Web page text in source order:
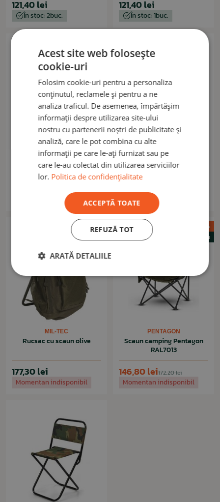
121,40 lei
În stoc: 2buc.
121,40 lei
În stoc: 1buc.
Hamac cu plasă anti-țânțari
TAC MAVEN RAL7013
Momentan indisponibil
Scaun pliabil cu 3 picioare
31896
Momentan indisponibil
MIL-TEC
Rucsac cu scaun olive
177,30 lei
Momentan indisponibil
Promoție -15%
Nou
PENTAGON
Scaun camping Pentagon
RAL7013
172,20 lei
146,80 lei
Momentan indisponibil
Acest site web folosește
cookie-uri
Folosim cookie-uri pentru a personaliza
conținutul, reclamele și pentru a ne
analiza traficul. De asemenea, împărtășim
informații despre utilizarea site-ului
nostru cu partenerii noștri de publicitate și
analiză, care le pot combina cu alte
informații pe care le-ați furnizat sau pe
care le-au colectat din utilizarea serviciilor
lor. Politica de confidențialitate
ACCEPTĂ TOATE
REFUZĂ TOT
ARATĂ DETALIILE